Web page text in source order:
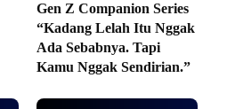
Gen Z Companion Series
“Kadang Lelah Itu Nggak
Ada Sebabnya. Tapi
Kamu Nggak Sendirian.”